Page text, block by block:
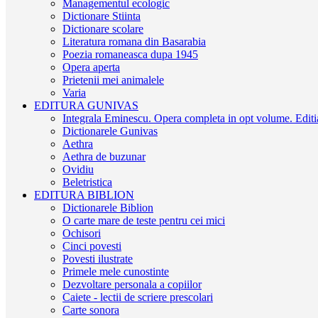
Managementul ecologic
Dictionare Stiinta
Dictionare scolare
Literatura romana din Basarabia
Poezia romaneasca dupa 1945
Opera aperta
Prietenii mei animalele
Varia
EDITURA GUNIVAS
Integrala Eminescu. Opera completa in opt volume.
Dictionarele Gunivas
Aethra
Aethra de buzunar
Ovidiu
Beletristica
EDITURA BIBLION
Dictionarele Biblion
O carte mare de teste pentru cei mici
Ochisori
Cinci povesti
Povesti ilustrate
Primele mele cunostinte
Dezvoltare personala a copiilor
Caiete - lectii de scriere prescolari
Carte sonora